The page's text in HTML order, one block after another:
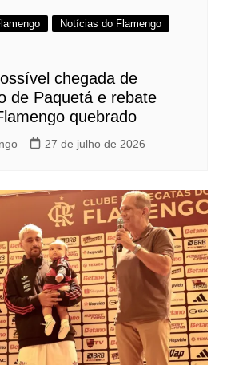
Notícias do Flamengo
chegada de
de Paquetá e rebate
quebrado
27 de julho de 2026